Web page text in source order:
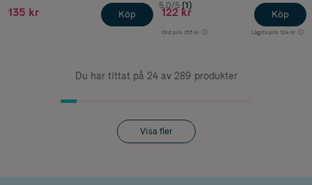
135 kr Köp
5.0/5 (1)
122 kr
Ord.pris 155 kr Lägsta pris 124 kr
Köp
Du har tittat på 24 av 289 produkter
Visa fler